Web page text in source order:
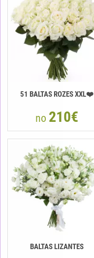
51 BALTAS ROZES XXL❤️
no 210€
BALTAS LIZANTES